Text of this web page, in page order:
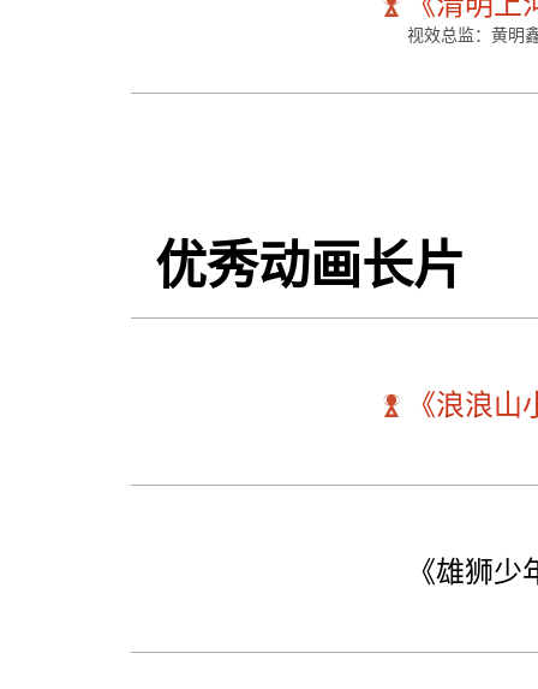
视效总监：黄明
优秀动画长片
《浪浪山
《雄狮少